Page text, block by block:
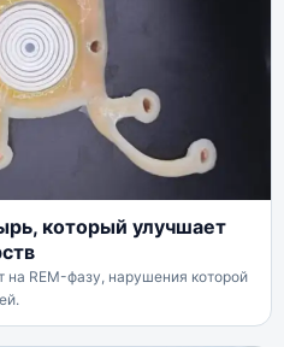
который улучшает
REM-фазу, нарушения которой